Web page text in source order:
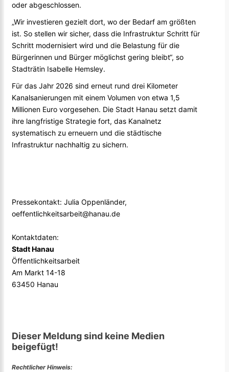
oder abgeschlossen.
„Wir investieren gezielt dort, wo der Bedarf am größten
ist. So stellen wir sicher, dass die Infrastruktur Schritt für
Schritt modernisiert wird und die Belastung für die
Bürgerinnen und Bürger möglichst gering bleibt“, so
Stadträtin Isabelle Hemsley.
Für das Jahr 2026 sind erneut rund drei Kilometer
Kanalsanierungen mit einem Volumen von etwa 1,5
Millionen Euro vorgesehen. Die Stadt Hanau setzt damit
ihre langfristige Strategie fort, das Kanalnetz
systematisch zu erneuern und die städtische
Infrastruktur nachhaltig zu sichern.
Pressekontakt: Julia Oppenländer,
oeffentlichkeitsarbeit@hanau.de
Kontaktdaten:
Stadt Hanau
Öffentlichkeitsarbeit
Am Markt 14-18
63450 Hanau
Dieser Meldung sind keine Medien
beigefügt!
Rechtlicher Hinweis: